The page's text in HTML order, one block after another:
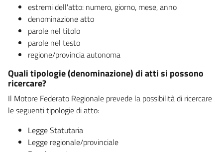
estremi dell'atto: numero, giorno, mese, anno
denominazione atto
parole nel titolo
parole nel testo
regione/provincia autonoma
Quali tipologie (denominazione) di atti si possono
ricercare?
Il Motore Federato Regionale prevede la possibilità di ricercare
le seguenti tipologie di atto:
Legge Statutaria
Legge regionale/provinciale